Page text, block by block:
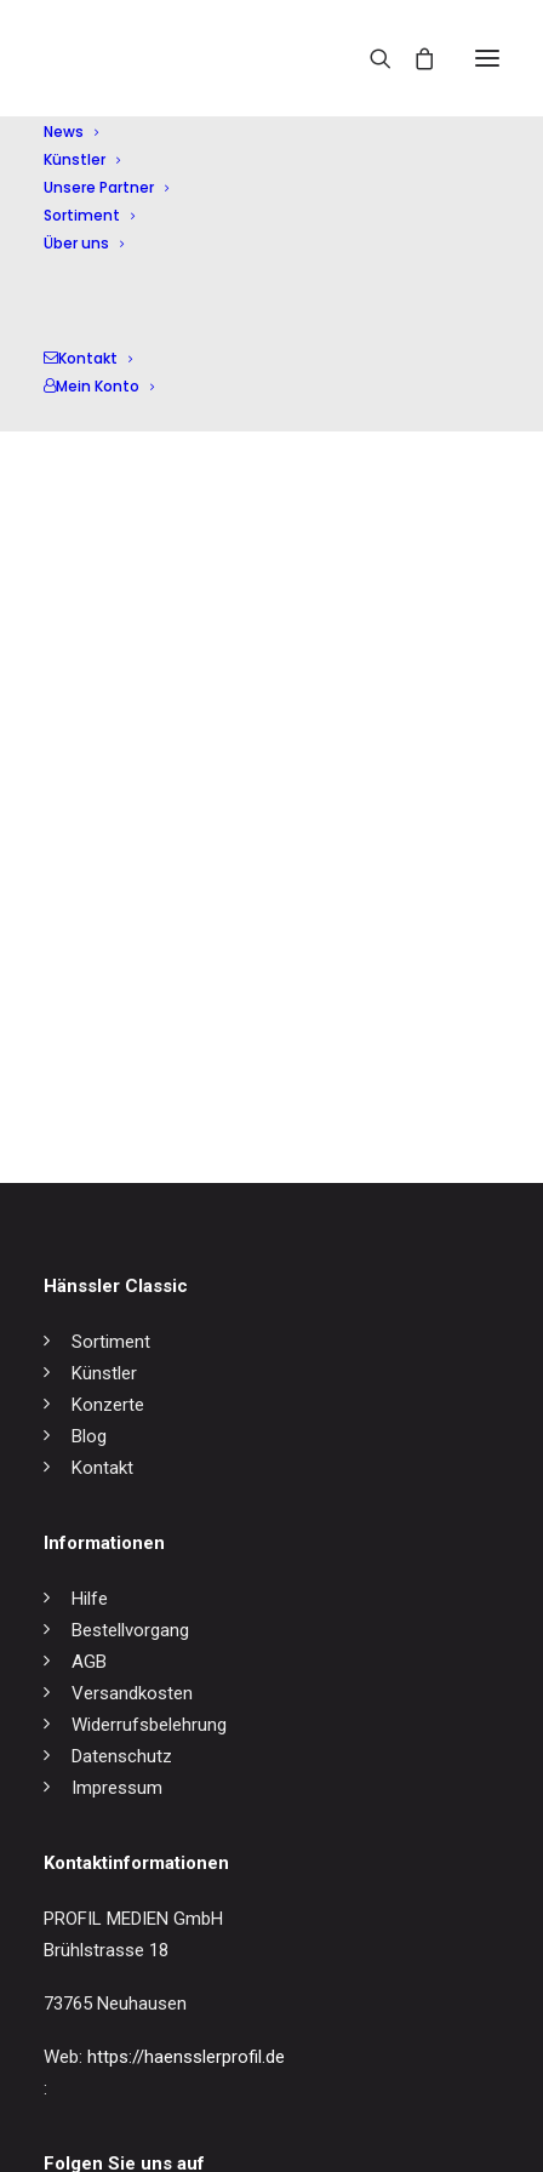
News
Künstler
Unsere Partner
Sortiment
Über uns
Kontakt
Mein Konto
Hänssler Classic
Sortiment
Künstler
Konzerte
Blog
Kontakt
Informationen
Hilfe
Bestellvorgang
AGB
Versandkosten
Widerrufsbelehrung
Datenschutz
Impressum
Kontaktinformationen
PROFIL MEDIEN GmbH
Brühlstrasse 18
73765 Neuhausen
Web: https://haensslerprofil.de
:
Folgen Sie uns auf